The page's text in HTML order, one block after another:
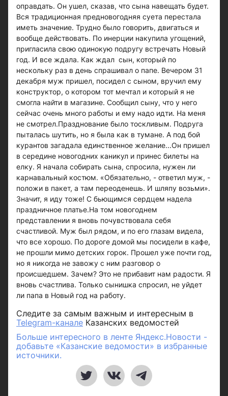
оправдать. Он ушел, сказав, что сына навещать будет.
Вся традиционная предновогодняя суета перестала
иметь значение. Трудно было говорить, двигаться и
вообще действовать. По инерции накупила угощений,
пригласила свою одинокую подругу встречать Новый
год. И все ждала. Как ждал сын, который по
нескольку раз в день спрашивал о папе. Вечером 31
декабря муж пришел, посидел с сыном, вручил ему
конструктор, о котором тот мечтал и который я не
смогла найти в магазине. Сообщил сыну, что у него
сейчас очень много работы и ему надо идти. На меня
не смотрел.Празднование было тоскливым. Подруга
пыталась шутить, но я была как в тумане. А под бой
курантов загадала единственное желание...Он пришел
в середине новогодних каникул и принес билеты на
елку. Я начала собирать сына, спросила, нужен ли
карнавальный костюм. «Обязательно, - ответил муж, -
положи в пакет, а там переоденешь. И шляпу возьми».
Значит, я иду тоже! С бьющимся сердцем надела
праздничное платье.На том новогоднем
представлении я вновь почувствовала себя
счастливой. Муж был рядом, и по его глазам видела,
что все хорошо. По дороге домой мы посидели в кафе,
не прошли мимо детских горок. Прошел уже почти год,
но я никогда не завожу с ним разговор о
происшедшем. Зачем? Это не прибавит нам радости. Я
вновь счастлива. Только сынишка спросил, не уйдет
ли папа в Новый год на работу.
Следите за самым важным и интересным в
Telegram-канале Казанских ведомостей
Больше интересного в ленте Яндекс.Новости -
добавьте «Казанские ведомости» в избранные
источники.